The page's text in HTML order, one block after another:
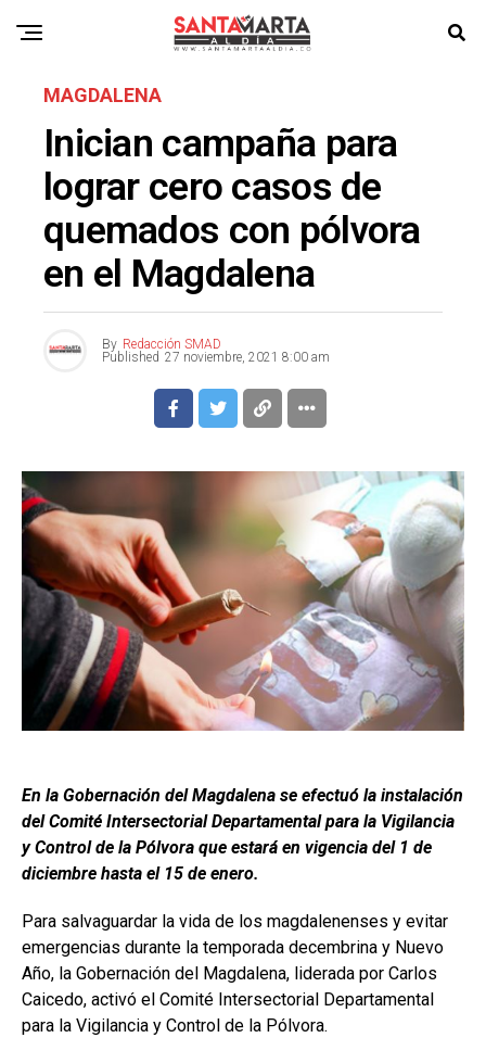
MAGDALENA
Inician campaña para
lograr cero casos de
quemados con pólvora
en el Magdalena
By Redacción SMAD
Published 27 noviembre, 2021 8:00 am
En la Gobernación del Magdalena se efectuó la instalación
del Comité Intersectorial Departamental para la Vigilancia
y Control de la Pólvora que estará en vigencia del 1 de
diciembre hasta el 15 de enero.
Para salvaguardar la vida de los magdalenenses y evitar
emergencias durante la temporada decembrina y Nuevo
Año, la Gobernación del Magdalena, liderada por Carlos
Caicedo, activó el Comité Intersectorial Departamental
para la Vigilancia y Control de la Pólvora.